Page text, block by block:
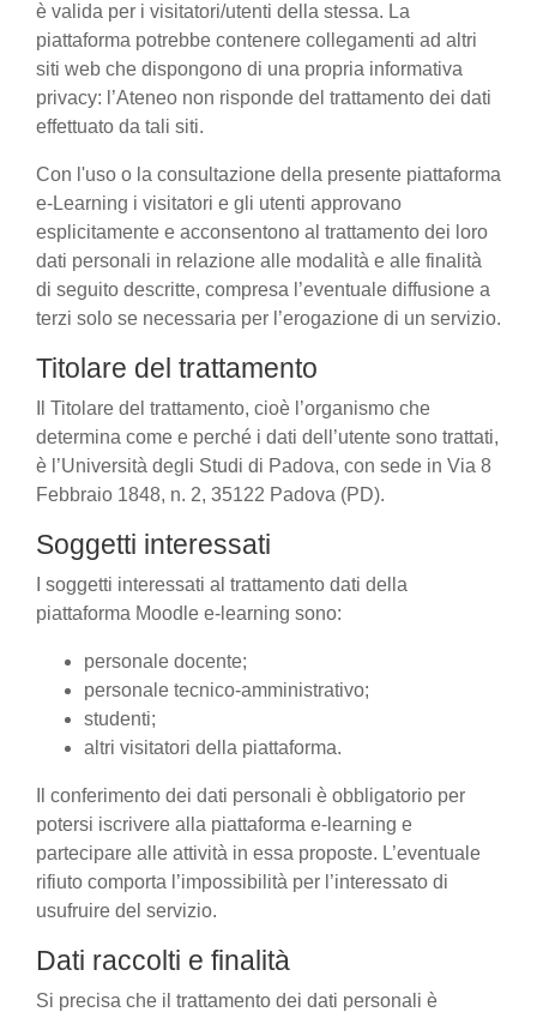
è valida per i visitatori/utenti della stessa. La
piattaforma potrebbe contenere collegamenti ad altri
siti web che dispongono di una propria informativa
privacy: l’Ateneo non risponde del trattamento dei dati
effettuato da tali siti.
Con l'uso o la consultazione della presente piattaforma
e-Learning i visitatori e gli utenti approvano
esplicitamente e acconsentono al trattamento dei loro
dati personali in relazione alle modalità e alle finalità
di seguito descritte, compresa l’eventuale diffusione a
terzi solo se necessaria per l’erogazione di un servizio.
Titolare del trattamento
Il Titolare del trattamento, cioè l’organismo che
determina come e perché i dati dell’utente sono trattati,
è l’Università degli Studi di Padova, con sede in Via 8
Febbraio 1848, n. 2, 35122 Padova (PD).
Soggetti interessati
I soggetti interessati al trattamento dati della
piattaforma Moodle e-learning sono:
personale docente;
personale tecnico-amministrativo;
studenti;
altri visitatori della piattaforma.
Il conferimento dei dati personali è obbligatorio per
potersi iscrivere alla piattaforma e-learning e
partecipare alle attività in essa proposte. L’eventuale
rifiuto comporta l’impossibilità per l’interessato di
usufruire del servizio.
Dati raccolti e finalità
Si precisa che il trattamento dei dati personali è